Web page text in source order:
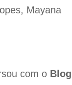
Mayana
com o Blog